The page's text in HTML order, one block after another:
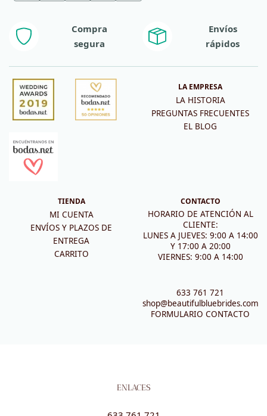
Compra
segura
Envíos
rápidos
LA EMPRESA
LA HISTORIA
PREGUNTAS FRECUENTES
EL BLOG
TIENDA
MI CUENTA
ENVÍOS Y PLAZOS DE
ENTREGA
CARRITO
CONTACTO
HORARIO DE ATENCIÓN AL
CLIENTE:
LUNES A JUEVES: 9:00 A 14:00
Y 17:00 A 20:00
VIERNES: 9:00 A 14:00
633 761 721
shop@beautifulbluebrides.com
FORMULARIO CONTACTO
ENLACES